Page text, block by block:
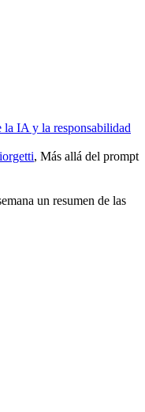
IA y la responsabilidad
, Más allá del prompt
un resumen de las